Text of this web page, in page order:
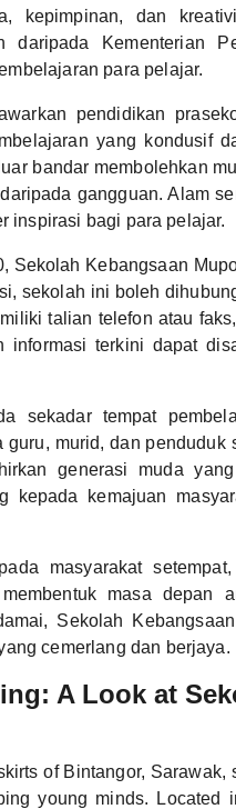
kepimpinan, dan
Kementerian
para pelajar.
pendidikan
yang kondusif
bandar membolehkan
gangguan. Alam
inspirasi bagi para pelajar.
Sekolah Kebangsaan
sekolah ini boleh
talian telefon atau
informasi terkini dapat
sekadar tempat
murid, dan penduduk
generasi muda
kepada kemajuan
masyarakat setempat,
masa depan
Sekolah
cemerlang dan berjaya.
A Look at
of Bintangor, Sarawak,
young minds. Located